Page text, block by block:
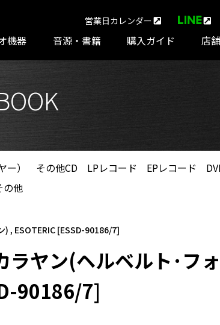
機器 音源・書籍 購入ガイド 店
営業日カレンダー
） その他CD LPレコード EPレコード
の他
, ESOTERIC [ESSD-90186/7]
ヤン(ヘルベルト･フ
90186/7]